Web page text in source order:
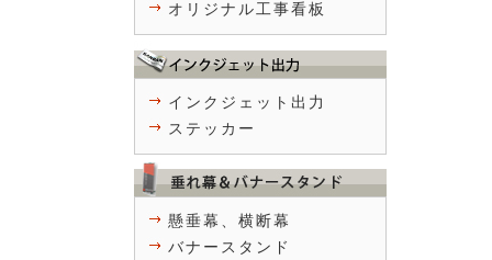
オリジナル工事看板
インクジェット出力
ステッカー
懸垂幕、横断幕
バナースタンド